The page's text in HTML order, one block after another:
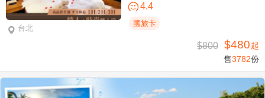
台北
4.4
國旅卡
$800 $480起
售3782份